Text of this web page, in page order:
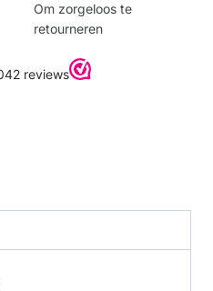
Om zorgeloos te
retourneren